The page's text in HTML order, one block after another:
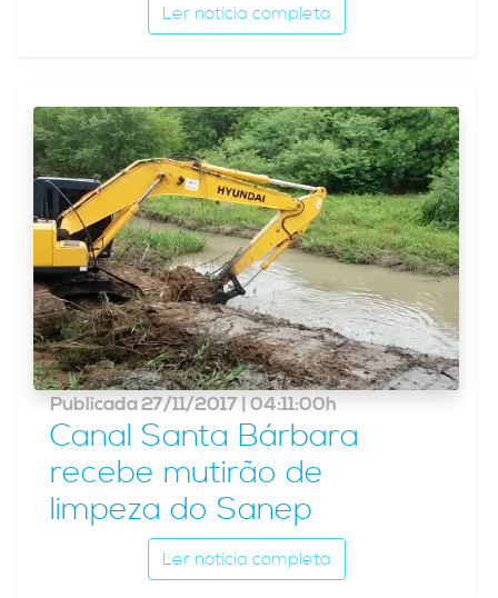
Ler notícia completa
Publicada 27/11/2017 | 04:11:00h
Canal Santa Bárbara
recebe mutirão de
limpeza do Sanep
Ler notícia completa